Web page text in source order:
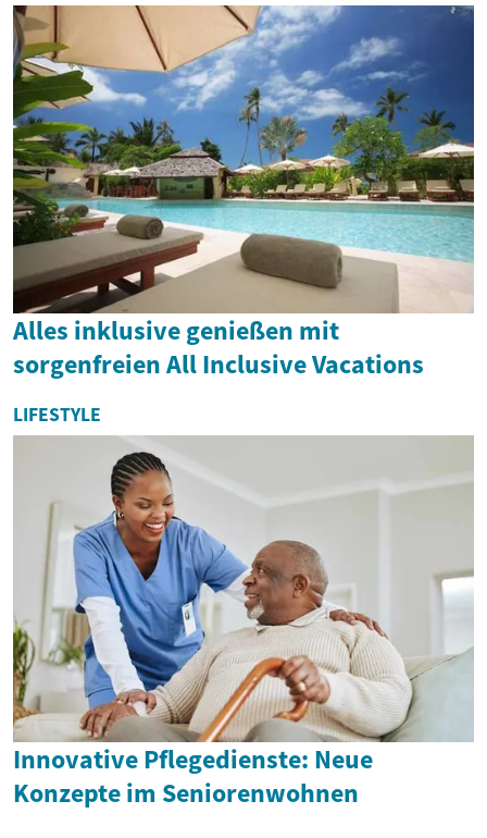
Alles inklusive genießen mit
sorgenfreien All Inclusive Vacations
LIFESTYLE
Innovative Pflegedienste: Neue
Konzepte im Seniorenwohnen